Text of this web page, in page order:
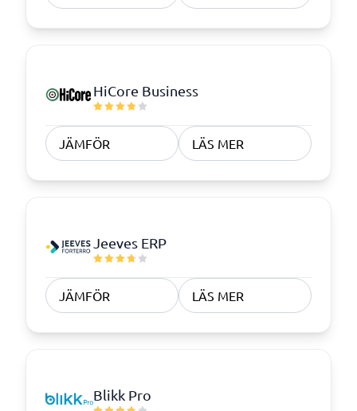
HiCore Business
JÄMFÖR LÄS MER
Jeeves ERP
JÄMFÖR LÄS MER
Blikk Pro